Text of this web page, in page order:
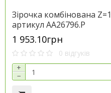
Зірочка комбінована
артикул AA26796.P
1 953.10грн
0 відгуків
+
−